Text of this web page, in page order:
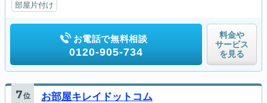
部屋片付け
お電話で無料相談
0120-905-734
料金や
サービス
を見る
7位 お部屋キレイドットコム